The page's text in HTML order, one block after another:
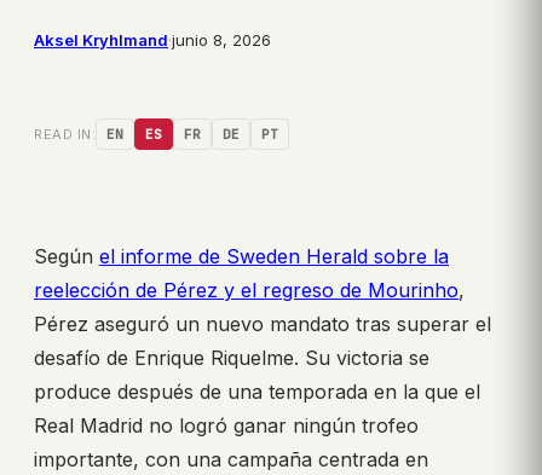
Aksel Kryhlmand·junio 8, 2026
READ IN: EN ES FR DE PT
Según el informe de Sweden Herald sobre la
reelección de Pérez y el regreso de Mourinho,
Pérez aseguró un nuevo mandato tras superar el
desafío de Enrique Riquelme. Su victoria se
produce después de una temporada en la que el
Real Madrid no logró ganar ningún trofeo
importante, con una campaña centrada en